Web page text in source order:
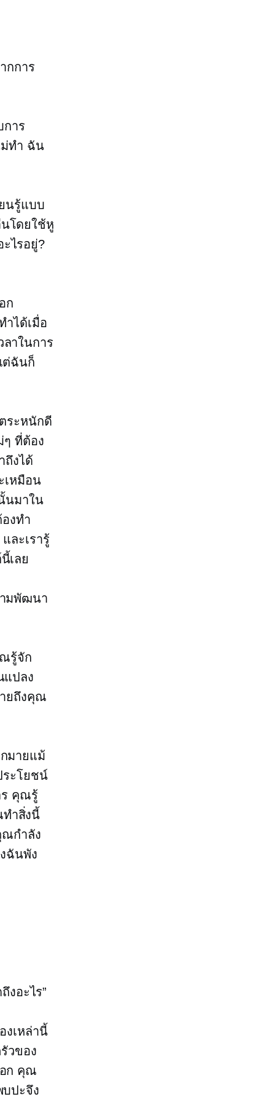
กการ
าร
ม่ทำ ฉัน
นรู้แบบ
โดยใช้หู
ไรอยู่?
ก
ำได้เมื่อ
าในการ
ต่ฉันก็
ระหนักดี
ๆ ที่ต้อง
ถึงได้
เหมือน
นมาใน
งทำ
ละเรารู้
เลย
มพัฒนา
รู้จัก
แปลง
ยถึงคุณ
มายแม้
ระโยชน์
ร คุณรู้
ำสิ่งนี้
ณกำลัง
ฉันพัง
งอะไร”
งเหล่านี้
วของ
ก คุณ
ปะจึง